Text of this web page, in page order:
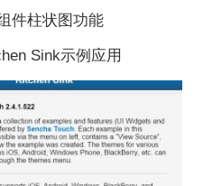
件柱状图功能
Sink示例应用